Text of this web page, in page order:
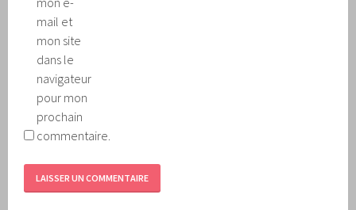
mail et
mon site
dans le
navigateur
pour mon
prochain
commentaire.